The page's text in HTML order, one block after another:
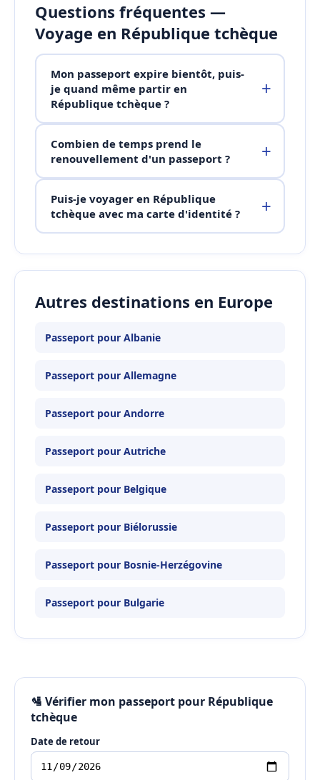
Questions fréquentes —
Voyage en République tchèque
Mon passeport expire bientôt, puis-
je quand même partir en
République tchèque ?
Combien de temps prend le
renouvellement d'un passeport ?
Puis-je voyager en République
tchèque avec ma carte d'identité ?
Autres destinations en Europe
Passeport pour Albanie
Passeport pour Allemagne
Passeport pour Andorre
Passeport pour Autriche
Passeport pour Belgique
Passeport pour Biélorussie
Passeport pour Bosnie-Herzégovine
Passeport pour Bulgarie
🛂 Vérifier mon passeport pour République
tchèque
Date de retour